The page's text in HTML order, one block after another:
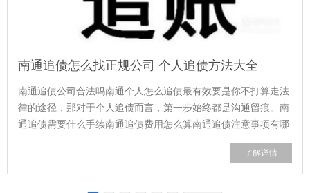
南通追债怎么找正规公司 个人追债方法大全
南通追债公司合法吗南通个人怎么追债最有效要是你不打算走法
律的途径，那对于个人追债而言，第一步始终都是沟通留痕。南
通追债需要什么手续南通追债费用怎么算南通追债注意事项有哪
了解详情